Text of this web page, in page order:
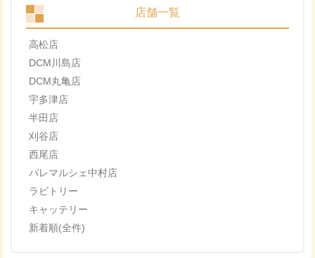
店舗一覧
高松店
DCM川島店
DCM丸亀店
宇多津店
半田店
刈谷店
西尾店
パレマルシェ中村店
ラビトリー
キャッテリー
新着順(全件)